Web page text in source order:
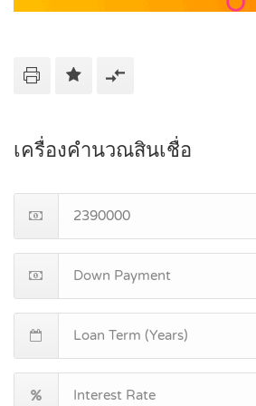
เครื่องคำนวณสินเชื่อ